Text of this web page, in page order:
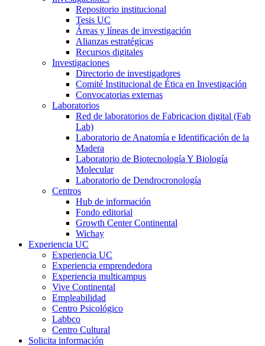
Repositorio institucional
Tesis UC
Áreas y líneas de investigación
Alianzas estratégicas
Recursos digitales
Investigaciones
Directorio de investigadores
Comité Institucional de Ética en Investigación
Convocatorias externas
Laboratorios
Red de laboratorios de Fabricacion digital (Fab
Lab)
Laboratorio de Anatomía e Identificación de la
Madera
Laboratorio de Biotecnología Y Biología
Molecular
Laboratorio de Dendrocronología
Centros
Hub de información
Fondo editorial
Growth Center Continental
Wichay
Experiencia UC
Experiencia UC
Experiencia emprendedora
Experiencia multicampus
Vive Continental
Empleabilidad
Centro Psicológico
Labbco
Centro Cultural
Solicita información